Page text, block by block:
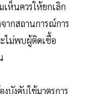
ห็นควรให้ยกเลิก
ากสถานการณ์การ
ไม่พบผู้ติดเชื้อ
บังคับใช้มาตรการ